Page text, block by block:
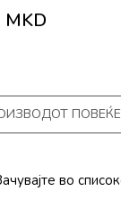
MKD
во